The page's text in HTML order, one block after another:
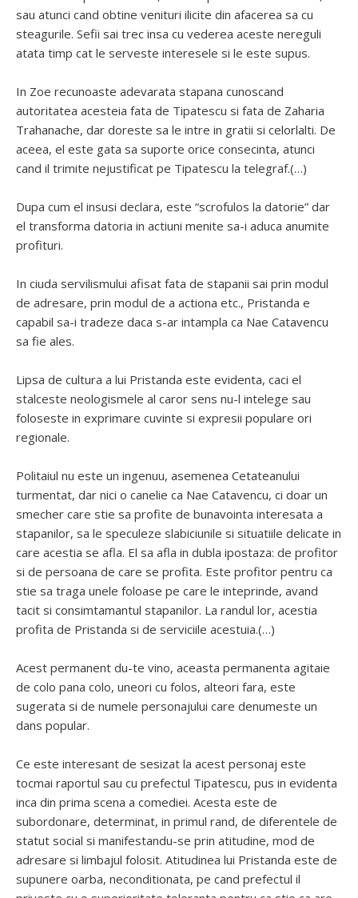
sau atunci cand obtine venituri ilicite din afacerea sa cu
steagurile. Sefii sai trec insa cu vederea aceste nereguli
atata timp cat le serveste interesele si le este supus.
In Zoe recunoaste adevarata stapana cunoscand
autoritatea acesteia fata de Tipatescu si fata de Zaharia
Trahanache, dar doreste sa le intre in gratii si celorlalti. De
aceea, el este gata sa suporte orice consecinta, atunci
cand il trimite nejustificat pe Tipatescu la telegraf.(…)
Dupa cum el insusi declara, este “scrofulos la datorie” dar
el transforma datoria in actiuni menite sa-i aduca anumite
profituri.
In ciuda servilismului afisat fata de stapanii sai prin modul
de adresare, prin modul de a actiona etc., Pristanda e
capabil sa-i tradeze daca s-ar intampla ca Nae Catavencu
sa fie ales.
Lipsa de cultura a lui Pristanda este evidenta, caci el
stalceste neologismele al caror sens nu-l intelege sau
foloseste in exprimare cuvinte si expresii populare ori
regionale.
Politaiul nu este un ingenuu, asemenea Cetateanului
turmentat, dar nici o canelie ca Nae Catavencu, ci doar un
smecher care stie sa profite de bunavointa interesata a
stapanilor, sa le speculeze slabiciunile si situatiile delicate in
care acestia se afla. El sa afla in dubla ipostaza: de profitor
si de persoana de care se profita. Este profitor pentru ca
stie sa traga unele foloase pe care le inteprinde, avand
tacit si consimtamantul stapanilor. La randul lor, acestia
profita de Pristanda si de serviciile acestuia.(…)
Acest permanent du-te vino, aceasta permanenta agitaie
de colo pana colo, uneori cu folos, alteori fara, este
sugerata si de numele personajului care denumeste un
dans popular.
Ce este interesant de sesizat la acest personaj este
tocmai raportul sau cu prefectul Tipatescu, pus in evidenta
inca din prima scena a comediei. Acesta este de
subordonare, determinat, in primul rand, de diferentele de
statut social si manifestandu-se prin atitudine, mod de
adresare si limbajul folosit. Atitudinea lui Pristanda este de
supunere oarba, neconditionata, pe cand prefectul il